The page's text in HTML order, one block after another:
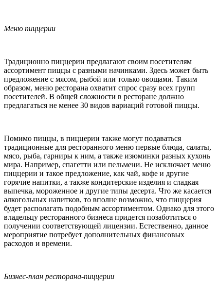
Меню пиццерии
Традиционно пиццерии предлагают своим посетителям
ассортимент пиццы с разными начинками. Здесь может быть
предложение с мясом, рыбой или только овощами. Таким
образом, меню ресторана охватит спрос сразу всех групп
посетителей. В общей сложности в ресторане должно
предлагаться не менее 30 видов вариаций готовой пиццы.
Помимо пиццы, в пиццерии также могут подаваться
традиционные для ресторанного меню первые блюда, салаты,
мясо, рыба, гарниры к ним, а также изюминки разных кухонь
мира. Например, спагетти или пельмени. Не исключает меню
пиццерии и такое предложение, как чай, кофе и другие
горячие напитки, а также кондитерские изделия и сладкая
выпечка, мороженное и другие типы десерта. Что же касается
алкогольных напитков, то вполне возможно, что пиццерия
будет располагать подобным ассортиментом. Однако для этого
владельцу ресторанного бизнеса придется позаботиться о
получении соответствующей лицензии. Естественно, данное
мероприятие потребует дополнительных финансовых
расходов и времени.
Бизнес-план ресторана-пиццерии